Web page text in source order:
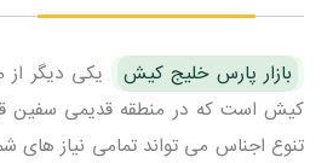
بازار پارس خلیج کیش
یکی دیگر از
کیش است که در منطقه قدیمی سفین
تنوع اجناس می تواند تمامی نیاز های